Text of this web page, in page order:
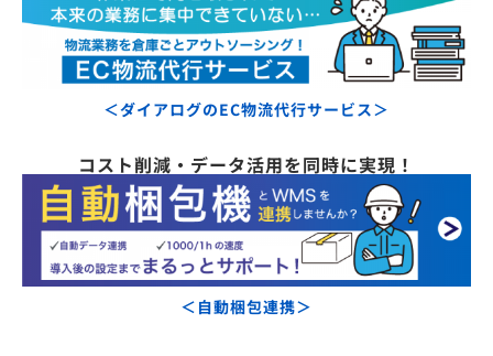
＜ダイアログのEC物流代行サービス＞
コスト削減・データ活用を同時に実現！
＜自動梱包連携＞